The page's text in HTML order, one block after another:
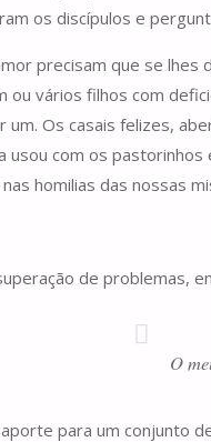
os discípulos e
precisam que se lhes
ou vários filhos com
Os casais felizes,
com os
homilias das nossas
de problemas,
O
para um conjunto